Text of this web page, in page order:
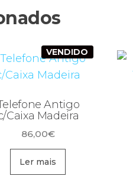
VENDIDO
Antigo
Caixa Madeira
86,00€
Ler mais